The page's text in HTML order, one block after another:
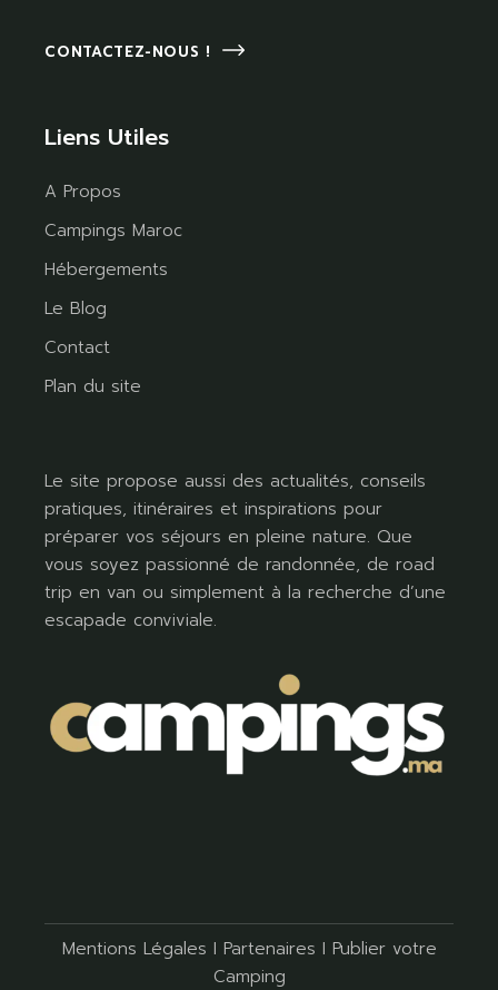
CONTACTEZ-NOUS !
Liens Utiles
A Propos
Campings Maroc
Hébergements
Le Blog
Contact
Plan du site
Le site propose aussi des actualités, conseils
pratiques, itinéraires et inspirations pour
préparer vos séjours en pleine nature. Que
vous soyez passionné de randonnée, de road
trip en van ou simplement à la recherche d’une
escapade conviviale.
Mentions Légales I Partenaires I Publier votre
Camping